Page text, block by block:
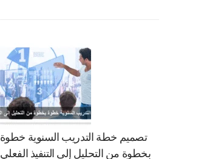
تصميم خطة التدريب السنوية خطوة
بخطوة من التحليل إلى التنفيذ الفعلي